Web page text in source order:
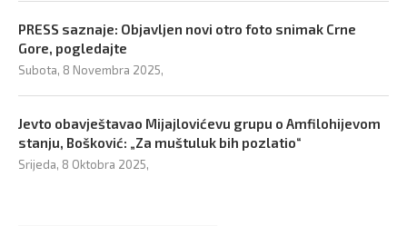
PRESS saznaje: Objavljen novi otro foto snimak Crne
Gore, pogledajte
Subota, 8 Novembra 2025,
Jevto obavještavao Mijajlovićevu grupu o Amfilohijevom
stanju, Bošković: „Za muštuluk bih pozlatio“
Srijeda, 8 Oktobra 2025,